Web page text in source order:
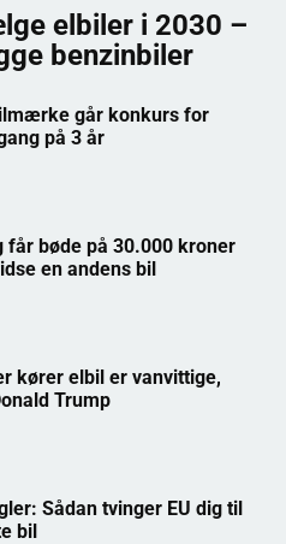
elbiler i 2030 –
benzinbiler
går konkurs for
på 3 år
får bøde på 30.000 kroner
en andens bil
kører elbil er vanvittige,
Trump
Sådan tvinger EU dig til
bil